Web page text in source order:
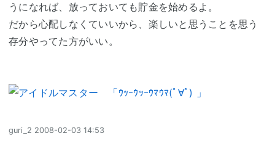
うになれば、放っておいても貯金を始めるよ。
だから心配しなくていいから、楽しいと思うことを思う
存分やってた方がいい。
guri_2 2008-02-03 14:53